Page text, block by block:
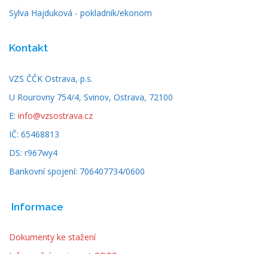
Sylva Hajduková - pokladník/ekonom
Kontakt
VZS ČČK Ostrava, p.s.
U Rourovny 754/4, Svinov, Ostrava, 72100
E: info@vzsostrava.cz
IČ: 65468813
DS: r967wy4
Bankovní spojení: 706407734/0600
Informace
Dokumenty ke stažení